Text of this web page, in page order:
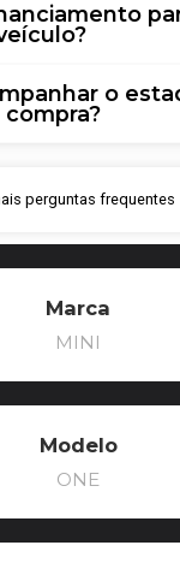
o
perguntas frequentes
Marca
MINI
Modelo
ONE